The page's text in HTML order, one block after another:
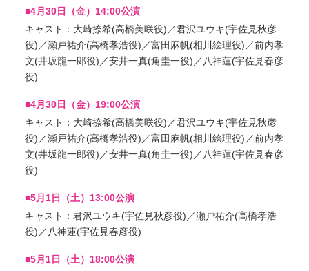
■4月30日（金）14:00公演
キャスト：大崎捺希(高橋美咲役)／君沢ユウキ(宇佐見秋彦
役)／瀬戸祐介(高橋孝浩役)／富田麻帆(相川絵理役)／前内孝
文(井坂龍一郎役)／安井一真(角圭一役)／八神蓮(宇佐見春彦
役)
■4月30日（金）19:00公演
キャスト：大崎捺希(高橋美咲役)／君沢ユウキ(宇佐見秋彦
役)／瀬戸祐介(高橋孝浩役)／富田麻帆(相川絵理役)／前内孝
文(井坂龍一郎役)／安井一真(角圭一役)／八神蓮(宇佐見春彦
役)
■5月1日（土）13:00公演
キャスト：君沢ユウキ(宇佐見秋彦役)／瀬戸祐介(高橋孝浩
役)／八神蓮(宇佐見春彦役)
■5月1日（土）18:00公演